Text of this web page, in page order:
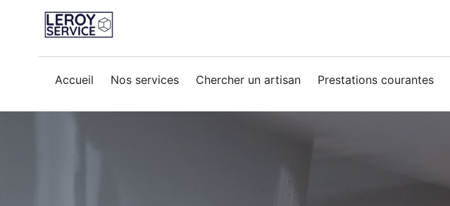
Accueil Nos services Chercher un artisan Prestations courantes